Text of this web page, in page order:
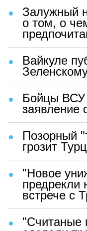
Залужный
о том, о
Вайкуле
Бойцы ВСУ
заявление
Позорный
грозит
"Новое
предрекли
встрече с
"Считаные